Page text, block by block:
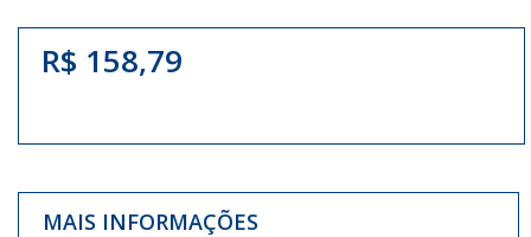
R$ 158,79
MAIS INFORMAÇÕES